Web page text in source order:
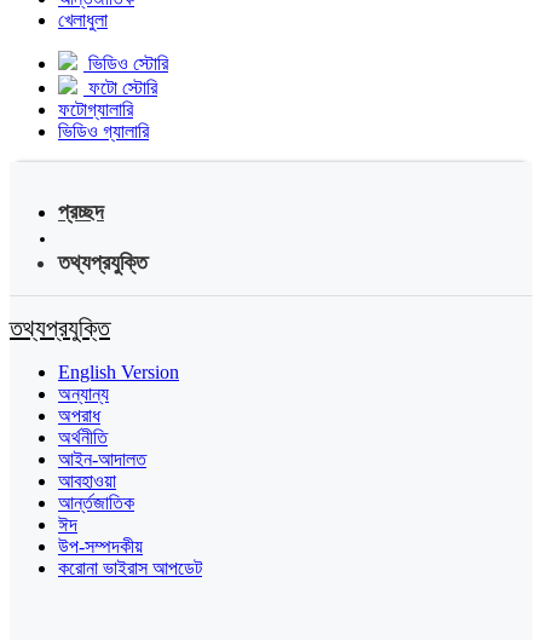
খেলাধুলা
ভিডিও স্টোরি
ফটো স্টোরি
ফটোগ্যালারি
ভিডিও গ্যালারি
প্রচ্ছদ
তথ্যপ্রযুক্তি
তথ্যপ্রযুক্তি
English Version
অন্যান্য
অপরাধ
অর্থনীতি
আইন-আদালত
আবহাওয়া
আর্ন্তজাতিক
ঈদ
উপ-সম্পদকীয়
করোনা ভাইরাস আপডেট